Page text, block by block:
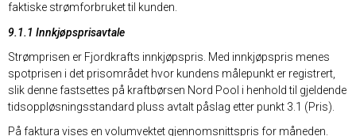
faktiske strømforbruket til kunden.
9.1.1 Innkjøpsprisavtale
Strømprisen er Fjordkrafts innkjøpspris. Med innkjøpspris menes
spotprisen i det prisområdet hvor kundens målepunkt er registrert,
slik denne fastsettes på kraftbørsen Nord Pool i henhold til gjeldende
tidsoppløsningsstandard pluss avtalt påslag etter punkt 3.1 (Pris).
På faktura vises en volumvektet gjennomsnittspris for måneden.